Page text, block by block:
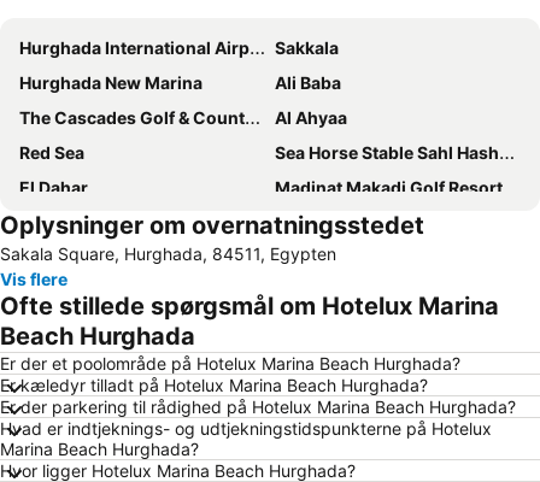
Hurghada International Airport
Sakkala
Hurghada New Marina
Ali Baba
The Cascades Golf & Country Club
Al Ahyaa
Red Sea
Sea Horse Stable Sahl Hasheesh
El Dahar
Madinat Makadi Golf Resort
Papas Beach Club
El Kawthar
Mahmya Island
Hurghada Bowling Center
La Luna
Bordiehns
Aladdin Casino
Oplysninger om overnatningsstedet
Sakala Square, Hurghada, 84511, Egypten
Vis flere
Ofte stillede spørgsmål om Hotelux Marina
Beach Hurghada
Er der et poolområde på Hotelux Marina Beach Hurghada?
Er kæledyr tilladt på Hotelux Marina Beach Hurghada?
Er der parkering til rådighed på Hotelux Marina Beach Hurghada?
Hvad er indtjeknings- og udtjekningstidspunkterne på Hotelux
Marina Beach Hurghada?
Hvor ligger Hotelux Marina Beach Hurghada?